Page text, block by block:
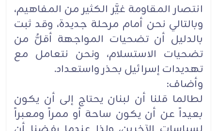
انتصار المقاومة غيَّر الكثير من المفاهيم،
وبالتالي نحن أمام مرحلة جديدة، وقد ثبت
بالدليل أن تضحيات المواجهة أقلُّ من
تضحيات الاستسلام، ونحن نتعامل مع
تهديدات إسرائيل بحذر واستعداد.
وأضاف:
لطالما قلنا أن لبنان يحتاج إلى أن يكون
بعيداً عن أن يكون ساحة أو ممراً ومعبراً